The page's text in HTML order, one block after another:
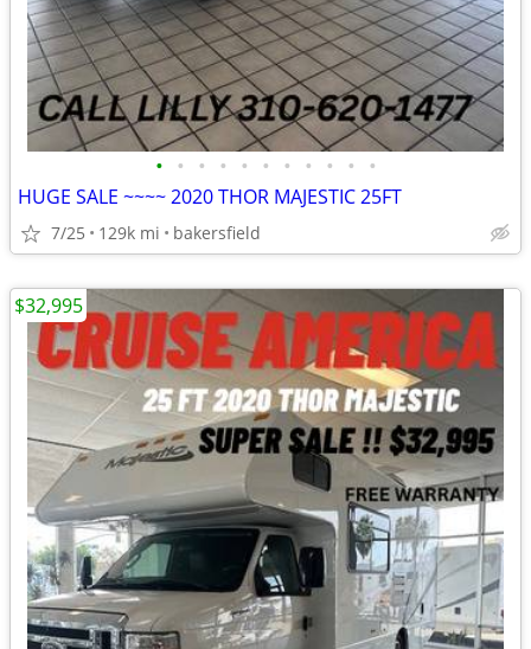
• • • • • • • • • • •
HUGE SALE ~~~~ 2020 THOR MAJESTIC 25FT
7/25 129k mi bakersfield
$32,995